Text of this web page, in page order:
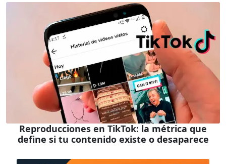
Reproducciones en TikTok: la métrica que
define si tu contenido existe o desaparece